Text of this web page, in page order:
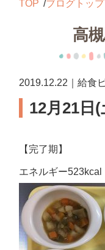
TOP ブログトップ
高
2019.12.22｜給食
12月21日
【完了期】
エネルギー